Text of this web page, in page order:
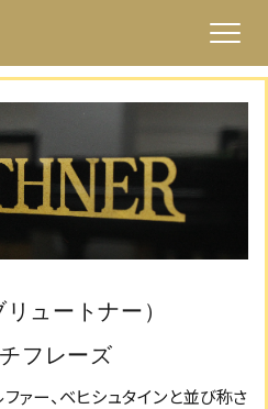
ュートナー）
フレーズ
ァー、ベヒシュタインと並び称さ